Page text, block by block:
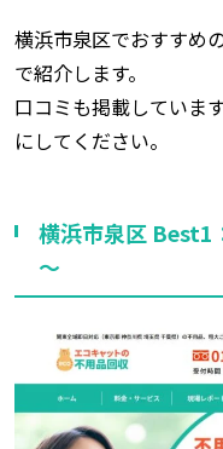
横浜市泉区でおすすめ
で紹介します。
口コミも掲載していま
にしてください。
横浜市泉区
～